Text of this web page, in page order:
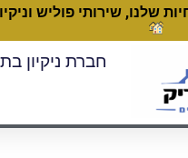
שלנו, שירותי פוליש
חברת ניקיון